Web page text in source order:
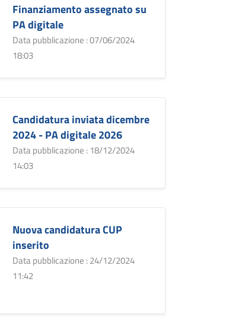
Finanziamento assegnato su
PA digitale
Data pubblicazione : 07/06/2024
18:03
Candidatura inviata dicembre
2024 - PA digitale 2026
Data pubblicazione : 18/12/2024
14:03
Nuova candidatura CUP
inserito
Data pubblicazione : 24/12/2024
11:42